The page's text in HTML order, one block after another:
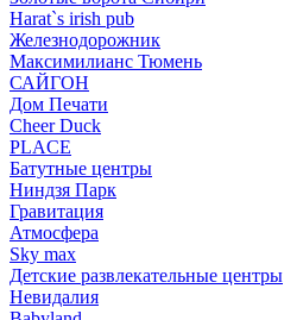
Harat`s irish pub
Железнодорожник
Максимилианс Тюмень
САЙГОН
Дом Печати
Cheer Duck
PLACE
Батутные центры
Ниндзя Парк
Гравитация
Атмосфера
Sky max
Детские развлекательные центры
Невидалия